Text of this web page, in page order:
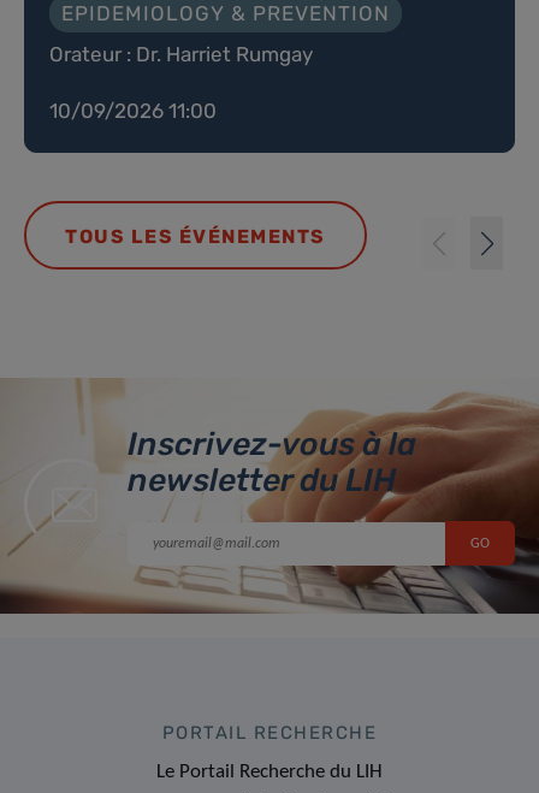
EPIDEMIOLOGY & PREVENTION
Orateur : Dr. Harriet Rumgay
10/09/2026 11:00
TOUS LES ÉVÉNEMENTS
Inscrivez-vous à la
newsletter du LIH
PORTAIL RECHERCHE
Le Portail Recherche du LIH